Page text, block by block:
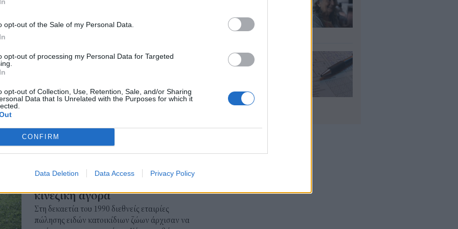
opt-out of the Sale of my Personal Data.
opt-out of processing my Personal Data for Targeted
opt-out of Collection, Use, Retention, Sale, and/or Sharing
Data that Is Unrelated with the Purposes for which it
CONFIRM
Data Deletion Data Access Privacy Policy
STORIES
χαρά σε σχολεία και οίκους
σκορπίζει χαρά και προσφέρει υποστήριξη σε
κατοικίδιων ζώων» ανθεί στην
κινεζική αγορά
Στη δεκαετία του 1990 διεθνείς εταιρίες
πώλησης ειδών κατοικίδιων ζώων άρχισαν να
Αυγούστου
07 Αυγ 2026
Το «μαθηματικό»
κόλπο για 27
εννέα ρούχα στη
βαλίτσα